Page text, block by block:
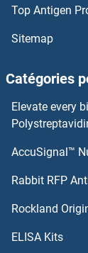
HFE2
HEYL
HEY2
HEY1
Top Antigen
Sitemap
Catégories
Elevate every
AccuSignal™
Rabbit RFP
Rockland
ELISA Kits